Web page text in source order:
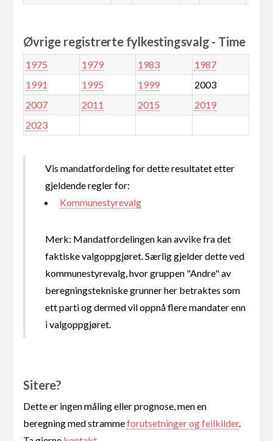
Øvrige registrerte fylkestingsvalg - Time
1975 1979 1983
1987
1991
1995 1999
2003
2007
2011 2015
2019
2023
Vis mandatfordeling for dette resultatet etter
gjeldende regler for:
Kommunestyrevalg
Merk: Mandatfordelingen kan avvike fra det
faktiske valgoppgjøret. Særlig gjelder dette ved
kommunestyrevalg, hvor gruppen "Andre" av
beregningstekniske grunner her betraktes som
ett parti og dermed vil oppnå flere mandater enn
i valgoppgjøret.
Sitere?
Dette er ingen måling eller prognose, men en
beregning med strammeforutsetninger og feilkilder.